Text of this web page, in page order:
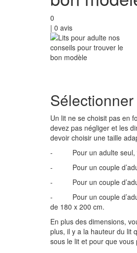
0
| 0 avis
Un lit ne se choisit pas en
devez pas négliger et les
devoir choisir une taille
- Pour un adulte seul,
- Pour un couple
- Pour un couple
- Pour un couple
de 180 x 200 cm.
En plus des dimensions,
plus, il y a la hauteur du lit
sous le lit et pour que